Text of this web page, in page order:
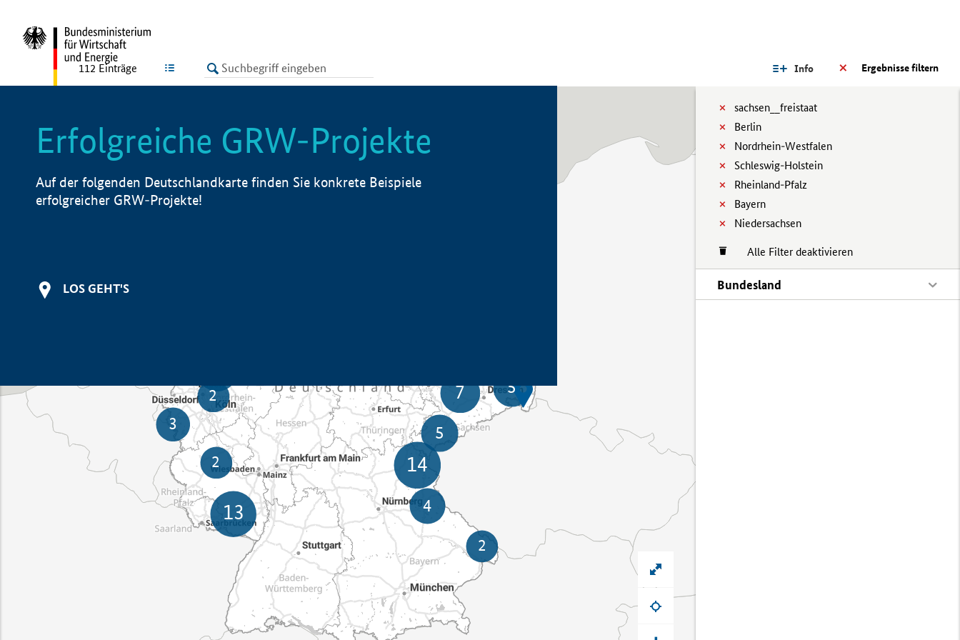
LISTE Ergebnisse filtern
Info
sachsen__freistaat
Berlin
Nordrhein-Westfalen
Schleswig-Holstein
Rheinland-Pfalz
Bayern
Niedersachsen
Alle Filter deaktivieren
Bundesland
112 Einträge
Erfolgreiche GRW-Projekte
Auf der folgenden Deutschlandkarte finden Sie konkrete Beispiele
erfolgreicher GRW-Projekte!
LOS GEHT'S